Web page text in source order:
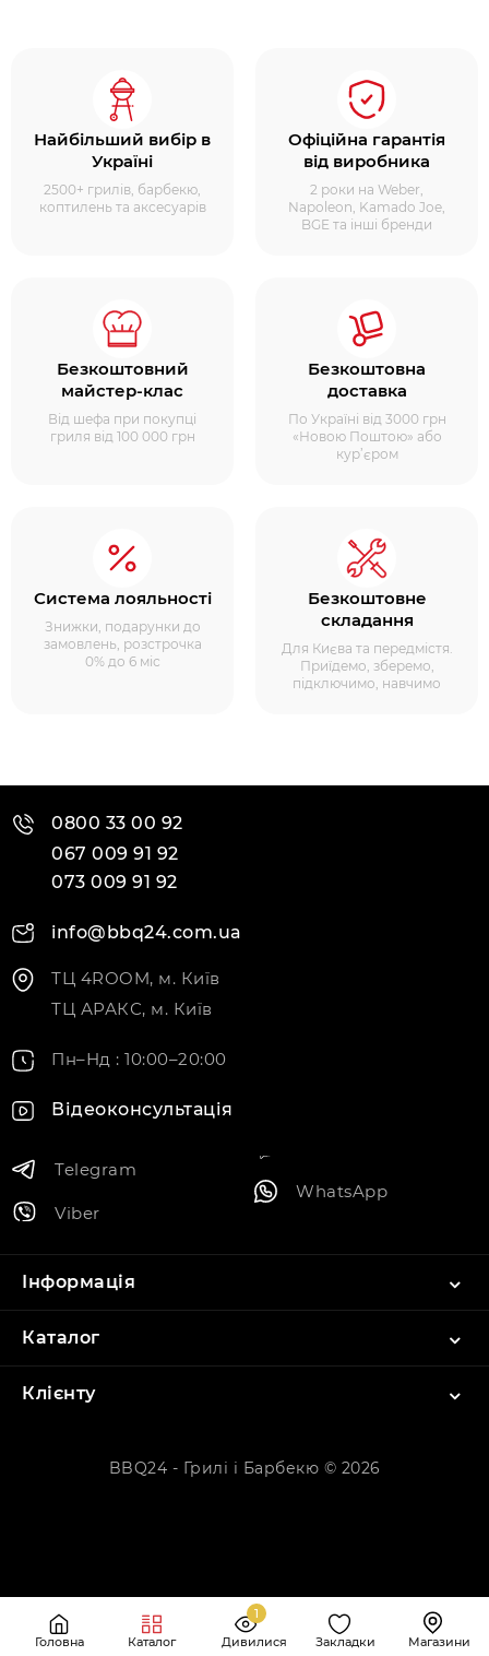
Головна Каталог
1
Дивилися
Закладки Магазини
Найбільший вибір в
Україні
2500+ грилів, барбекю,
коптилень та аксесуарів
Офіційна гарантія
від виробника
2 роки на Weber,
Napoleon, Kamado Joe,
BGE та інші бренди
Безкоштовний
майстер-клас
Від шефа при покупці
гриля від 100 000 грн
Безкоштовна
доставка
По Україні від 3000 грн
«Новою Поштою» або
кур’єром
Система лояльності
Знижки, подарунки до
замовлень, розстрочка
0% до 6 міс
Безкоштовне
складання
Для Києва та передмістя.
Приїдемо, зберемо,
підключимо, навчимо
0800 33 00 92
067 009 91 92
073 009 91 92
info@bbq24.com.ua
ТЦ 4ROOM, м. Київ
ТЦ АРАКС, м. Київ
Пн–Нд : 10:00–20:00
Відеоконсультація
Telegram
Viber
WhatsApp
Інформація
Каталог
Клієнту
BBQ24 - Грилі і Барбекю © 2026